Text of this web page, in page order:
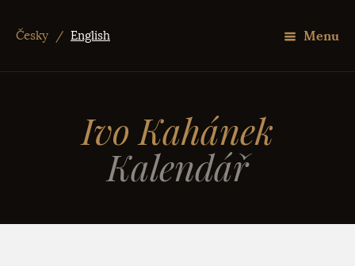
Menu
Česky / English
Ivo Kahánek
Kalendář